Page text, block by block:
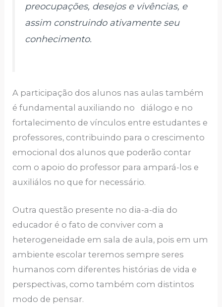
preocupações, desejos e vivências, e
assim construindo ativamente seu
conhecimento.
A participação dos alunos nas aulas também
é fundamental auxiliando no diálogo e no
fortalecimento de vínculos entre estudantes e
professores, contribuindo para o crescimento
emocional dos alunos que poderão contar
com o apoio do professor para ampará-los e
auxiliálos no que for necessário.
Outra questão presente no dia-a-dia do
educador é o fato de conviver com a
heterogeneidade em sala de aula, pois em um
ambiente escolar teremos sempre seres
humanos com diferentes histórias de vida e
perspectivas, como também com distintos
modo de pensar.